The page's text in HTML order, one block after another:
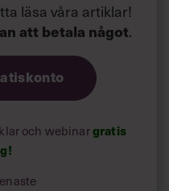
läsa våra artiklar!
att betala något.
och webinargratis